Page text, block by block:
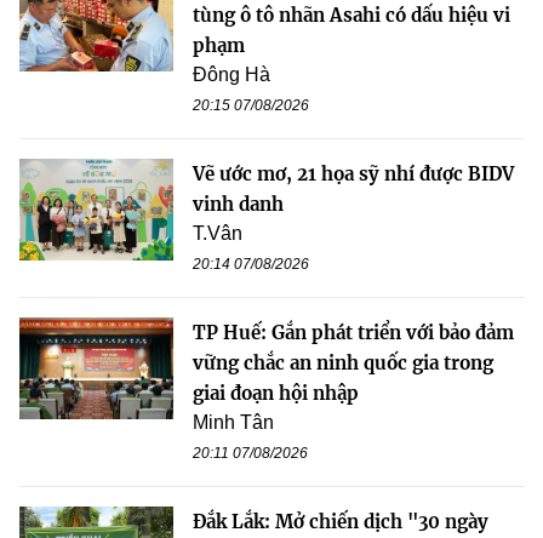
tùng ô tô nhãn Asahi có dấu hiệu vi
phạm
Đông Hà
20:15 07/08/2026
Vẽ ước mơ, 21 họa sỹ nhí được BIDV
vinh danh
T.Vân
20:14 07/08/2026
TP Huế: Gắn phát triển với bảo đảm
vững chắc an ninh quốc gia trong
giai đoạn hội nhập
Minh Tân
20:11 07/08/2026
Đắk Lắk: Mở chiến dịch "30 ngày